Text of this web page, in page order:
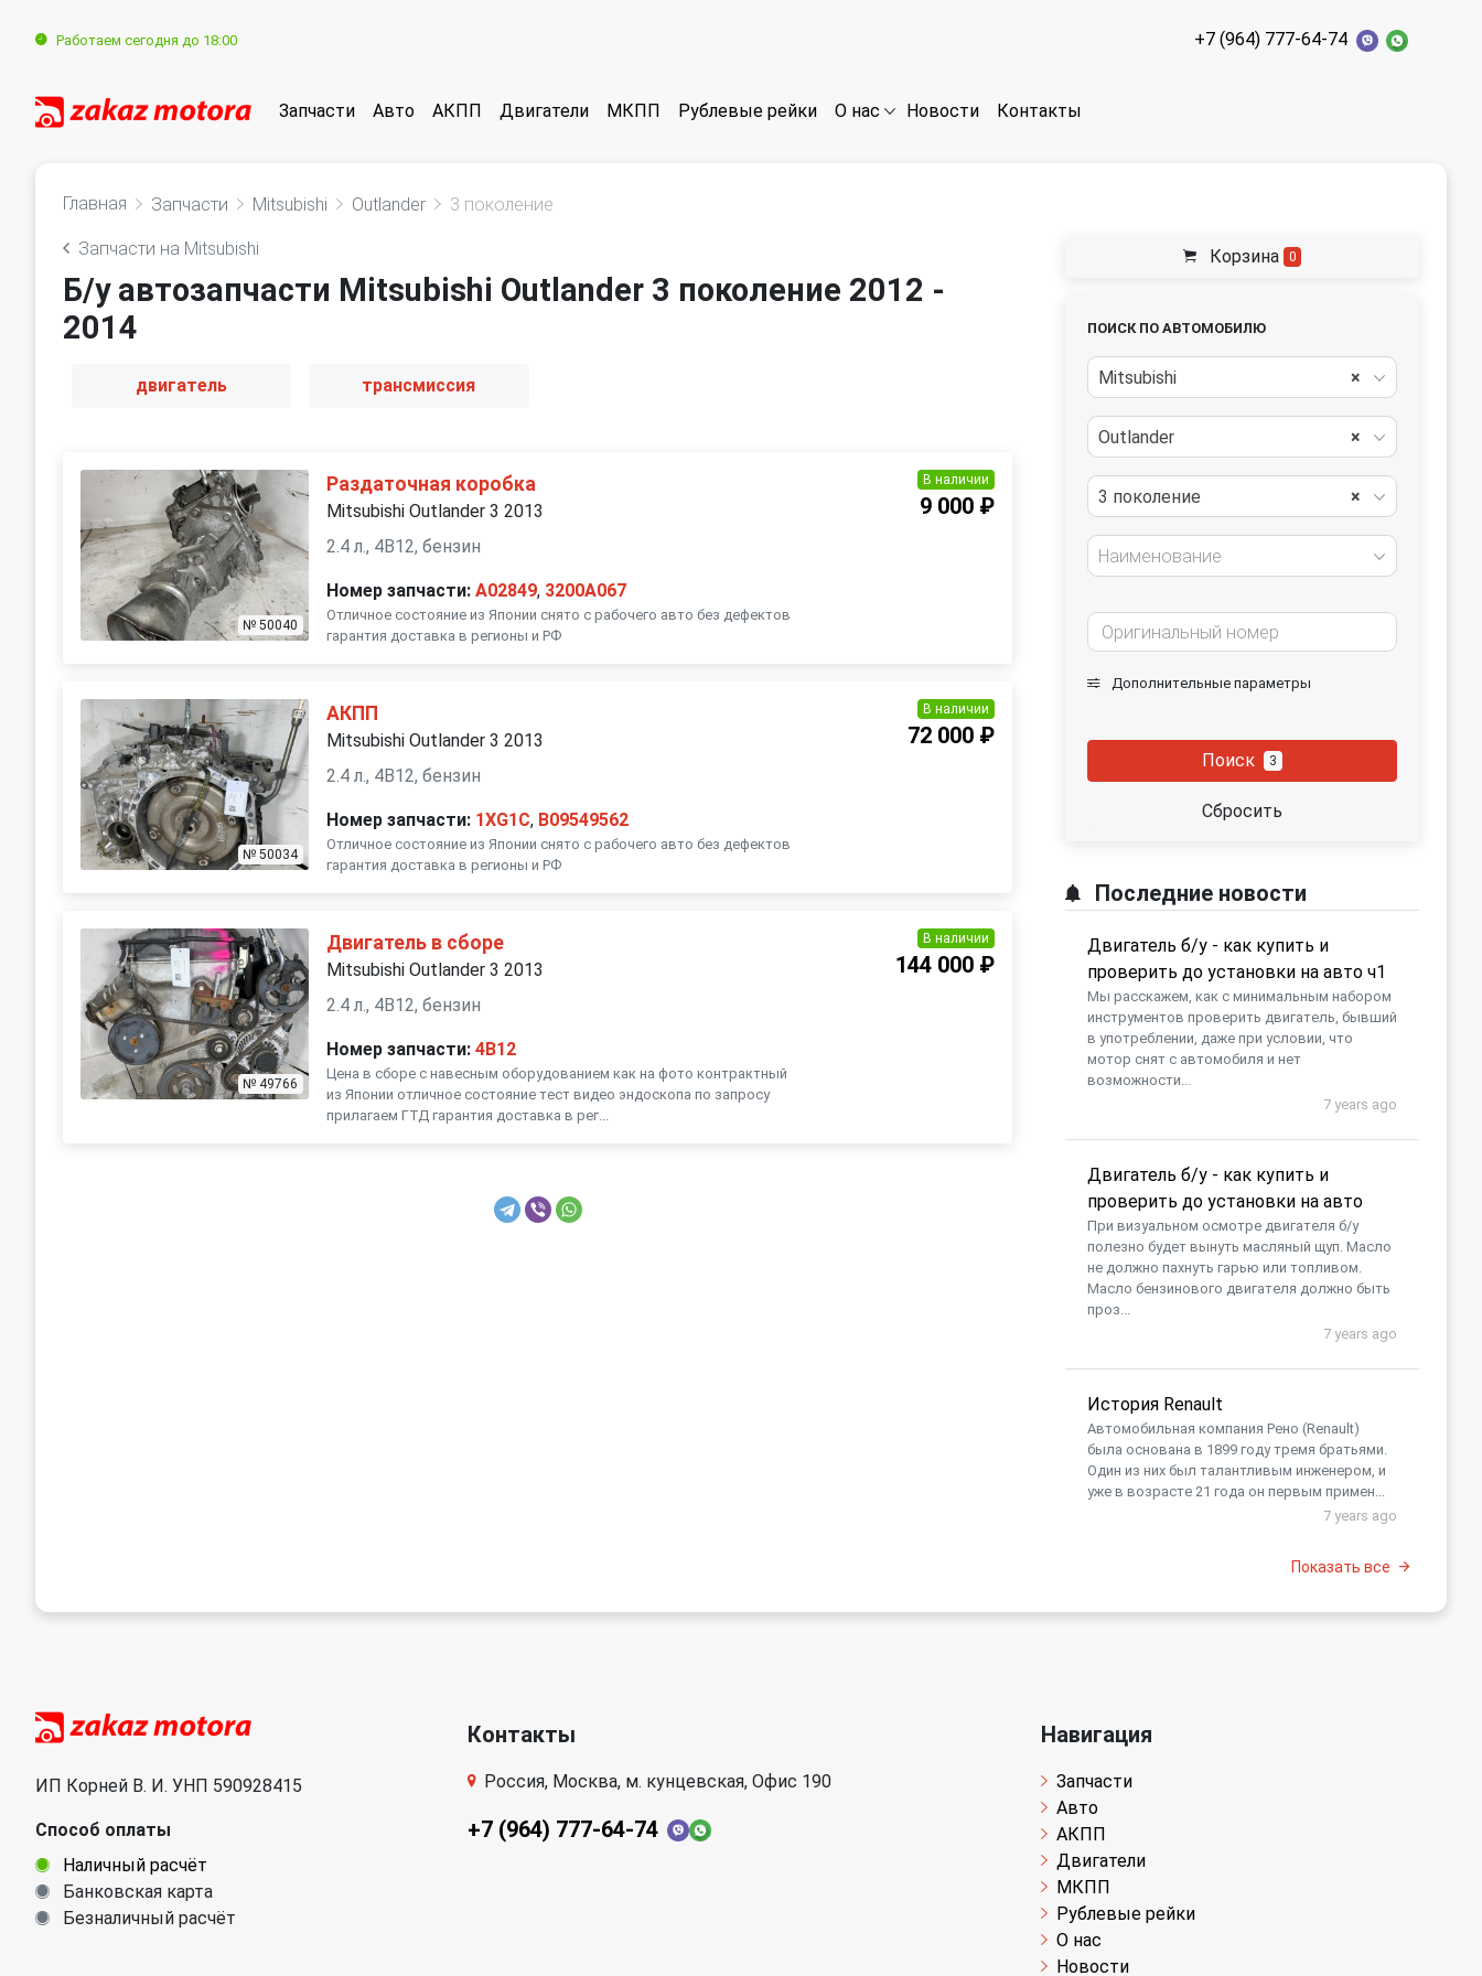
Работаем сегодня до 18:00 +7 (964) 777-64-74
Запчасти Авто АКПП Двигатели МКПП Рублевые рейки О нас Новости Контакты
Главная Запчасти Mitsubishi Outlander 3 поколение
Запчасти на Mitsubishi
Б/у автозапчасти Mitsubishi Outlander 3 поколение 2012 -
2014
двигатель трансмиссия
№ 50040
Раздаточная коробка
Mitsubishi Outlander 3 2013
2.4 л., 4B12, бензин
Номер запчасти: A02849, 3200A067
Отличное состояние из Японии снято с рабочего авто без дефектов
гарантия доставка в регионы и РФ
В наличии
9 000 ₽
№ 50034
АКПП
Mitsubishi Outlander 3 2013
2.4 л., 4B12, бензин
Номер запчасти: 1XG1C, B09549562
Отличное состояние из Японии снято с рабочего авто без дефектов
гарантия доставка в регионы и РФ
В наличии
72 000 ₽
№ 49766
Двигатель в сборе
Mitsubishi Outlander 3 2013
2.4 л., 4B12, бензин
Номер запчасти: 4B12
Цена в сборе с навесным оборудованием как на фото контрактный
из Японии отличное состояние тест видео эндоскопа по запросу
прилагаем ГТД гарантия доставка в рег...
В наличии
144 000 ₽
Корзина 0
ПОИСК ПО АВТОМОБИЛЮ
×
Mitsubishi
×
Outlander
×
3 поколение
Наименование
Дополнительные параметры
Поиск 3
Сбросить
Последние новости
Двигатель б/у - как купить и
проверить до установки на авто ч1
Мы расскажем, как с минимальным набором
инструментов проверить двигатель, бывший
в употреблении, даже при условии, что
мотор снят с автомобиля и нет
возможности...
7 years ago
Двигатель б/у - как купить и
проверить до установки на авто
При визуальном осмотре двигателя б/у
полезно будет вынуть масляный щуп. Масло
не должно пахнуть гарью или топливом.
Масло бензинового двигателя должно быть
проз...
7 years ago
История Renault
Автомобильная компания Рено (Renault)
была основана в 1899 году тремя братьями.
Один из них был талантливым инженером, и
уже в возрасте 21 года он первым примен...
7 years ago
Показать все
ИП Корней В. И. УНП 590928415
Способ оплаты
Наличный расчёт
Банковская карта
Безналичный расчёт
Контакты
Россия, Москва, м. кунцевская, Офис 190
+7 (964) 777-64-74
Навигация
Запчасти
Авто
АКПП
Двигатели
МКПП
Рублевые рейки
О нас
Новости